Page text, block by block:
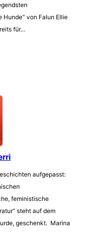
Hunde“ von Falun Ellie
für…
aufgepasst:
feministische
steht auf dem
geschenkt. Marina